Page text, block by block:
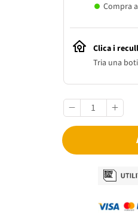
Compra
Clica i recull
Tria una